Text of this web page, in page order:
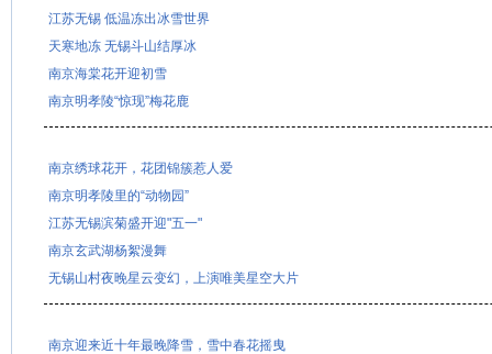
江苏无锡 低温冻出冰雪世界
天寒地冻 无锡斗山结厚冰
南京海棠花开迎初雪
南京明孝陵“惊现”梅花鹿
南京绣球花开，花团锦簇惹人爱
南京明孝陵里的“动物园”
江苏无锡滨菊盛开迎"五一"
南京玄武湖杨絮漫舞
无锡山村夜晚星云变幻，上演唯美星空大片
南京迎来近十年最晚降雪，雪中春花摇曳